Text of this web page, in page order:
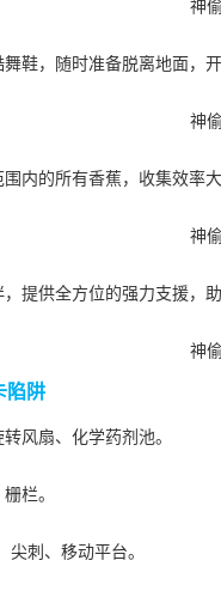
鞋，随时准备脱离地面，开
内的所有香蕉，收集效率大
提供全方位的强力支援，
陷阱
风扇、化学药剂池。
栏。
刺、移动平台。